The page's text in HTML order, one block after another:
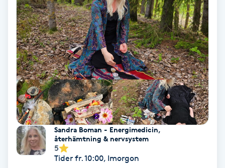
Ny frisyr
Olaplex
Olaplexbehandling
Ombre
Ombre brows
Sandra Boman - Energimedicin,
återhämtning & nervsystem
5
Tider fr. 10:00, Imorgon